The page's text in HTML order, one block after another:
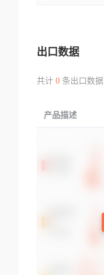
出口数据
共计 0条出口数据
产品描述